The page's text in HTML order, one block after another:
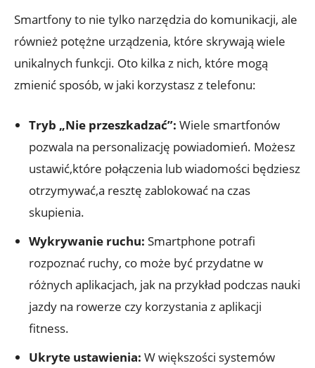
Smartfony to nie tylko ‌narzędzia do komunikacji, ale
⁢również potężne urządzenia, które skrywają wiele
unikalnych funkcji. Oto kilka ‍z ​nich, które‌ mogą
zmienić sposób, w jaki korzystasz z telefonu:
Tryb „Nie przeszkadzać”: Wiele smartfonów
pozwala na personalizację powiadomień. Możesz
ustawić,które połączenia lub wiadomości będziesz
otrzymywać,a resztę zablokować na czas
skupienia.
Wykrywanie ruchu: Smartphone ⁢potrafi
rozpoznać ruchy, co może być ‌przydatne w
⁤różnych aplikacjach, ‍jak na przykład podczas⁤ nauki​
jazdy na‌ rowerze ⁤czy ⁢korzystania ⁢z ‍aplikacji
fitness.
Ukryte ustawienia: W większości systemów